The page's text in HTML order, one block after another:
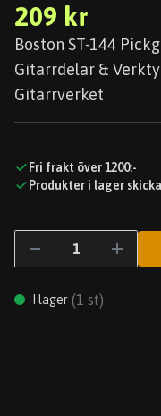
209 kr
Boston ST-144
Gitarrdelar &
Gitarrverket
Fri frakt över 1200:-
Produkter i lager
I lager (1 st)